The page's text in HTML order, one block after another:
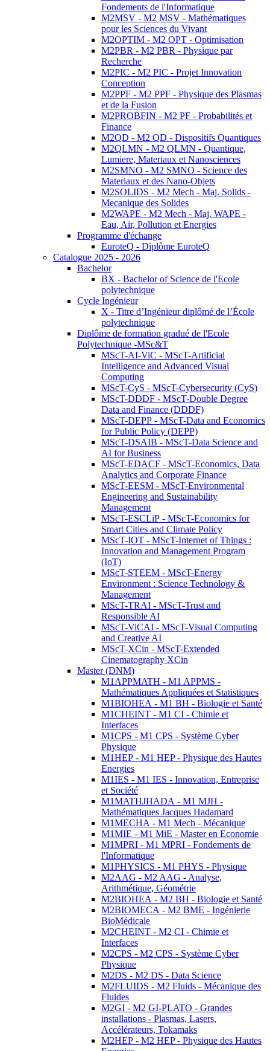
Fondements de l'Informatique
M2MSV - M2 MSV - Mathématiques
pour les Sciences du Vivant
M2OPTIM - M2 OPT - Optimisation
M2PBR - M2 PBR - Physique par
Recherche
M2PIC - M2 PIC - Projet Innovation
Conception
M2PPF - M2 PPF - Physique des Plasmas
et de la Fusion
M2PROBFIN - M2 PF - Probabilités et
Finance
M2QD - M2 QD - Dispositifs Quantiques
M2QLMN - M2 QLMN - Quantique,
Lumiere, Materiaux et Nanosciences
M2SMNO - M2 SMNO - Science des
Materiaux et des Nano-Objets
M2SOLIDS - M2 Mech - Maj. Solids -
Mecanique des Solides
M2WAPE - M2 Mech - Maj. WAPE -
Eau, Air, Pollution et Energies
Programme d'échange
EuroteQ - Diplôme EuroteQ
Catalogue 2025 - 2026
Bachelor
BX - Bachelor of Science de l'Ecole
polytechnique
Cycle Ingénieur
X - Titre d’Ingénieur diplômé de l’École
polytechnique
Diplôme de formation gradué de l'Ecole
Polytechnique -MSc&T
MScT-AI-ViC - MScT-Artificial
Intelligence and Advanced Visual
Computing
MScT-CyS - MScT-Cybersecurity (CyS)
MScT-DDDF - MScT-Double Degree
Data and Finance (DDDF)
MScT-DEPP - MScT-Data and Economics
for Public Policy (DEPP)
MScT-DSAIB - MScT-Data Science and
AI for Business
MScT-EDACF - MScT-Economics, Data
Analytics and Corporate Finance
MScT-EESM - MScT-Environmental
Engineering and Sustainability
Management
MScT-ESCLiP - MScT-Economics for
Smart Cities and Climate Policy
MScT-IOT - MScT-Internet of Things :
Innovation and Management Program
(IoT)
MScT-STEEM - MScT-Energy
Environment : Science Technology &
Management
MScT-TRAI - MScT-Trust and
Responsible AI
MScT-ViCAI - MScT-Visual Computing
and Creative AI
MScT-XCin - MScT-Extended
Cinematography XCin
Master (DNM)
M1APPMATH - M1 APPMS -
Mathématiques Appliquées et Statistiques
M1BIOHEA - M1 BH - Biologie et Santé
M1CHEINT - M1 CI - Chimie et
Interfaces
M1CPS - M1 CPS - Système Cyber
Physique
M1HEP - M1 HEP - Physique des Hautes
Energies
M1IES - M1 IES - Innovation, Entreprise
et Société
M1MATHJHADA - M1 MJH -
Mathématiques Jacques Hadamard
M1MECHA - M1 Mech - Mécanique
M1MIE - M1 MiE - Master en Economie
M1MPRI - M1 MPRI - Fondements de
l'Informatique
M1PHYSICS - M1 PHYS - Physique
M2AAG - M2 AAG - Analyse,
Arithmétique, Géométrie
M2BIOHEA - M2 BH - Biologie et Santé
M2BIOMECA - M2 BME - Ingénierie
BioMédicale
M2CHEINT - M2 CI - Chimie et
Interfaces
M2CPS - M2 CPS - Système Cyber
Physique
M2DS - M2 DS - Data Science
M2FLUIDS - M2 Fluids - Mécanique des
Fluides
M2GI - M2 GI-PLATO - Grandes
installations - Plasmas, Lasers,
Accélérateurs, Tokamaks
M2HEP - M2 HEP - Physique des Hautes